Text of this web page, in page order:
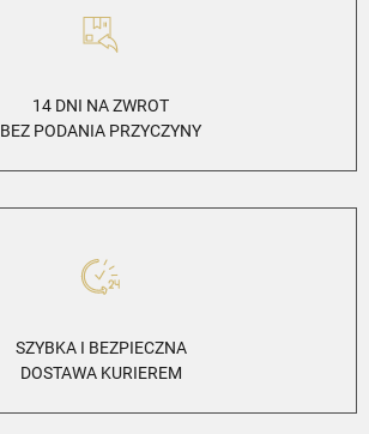
14 DNI NA ZWROT
BEZ PODANIA PRZYCZYNY
SZYBKA I BEZPIECZNA
DOSTAWA KURIEREM